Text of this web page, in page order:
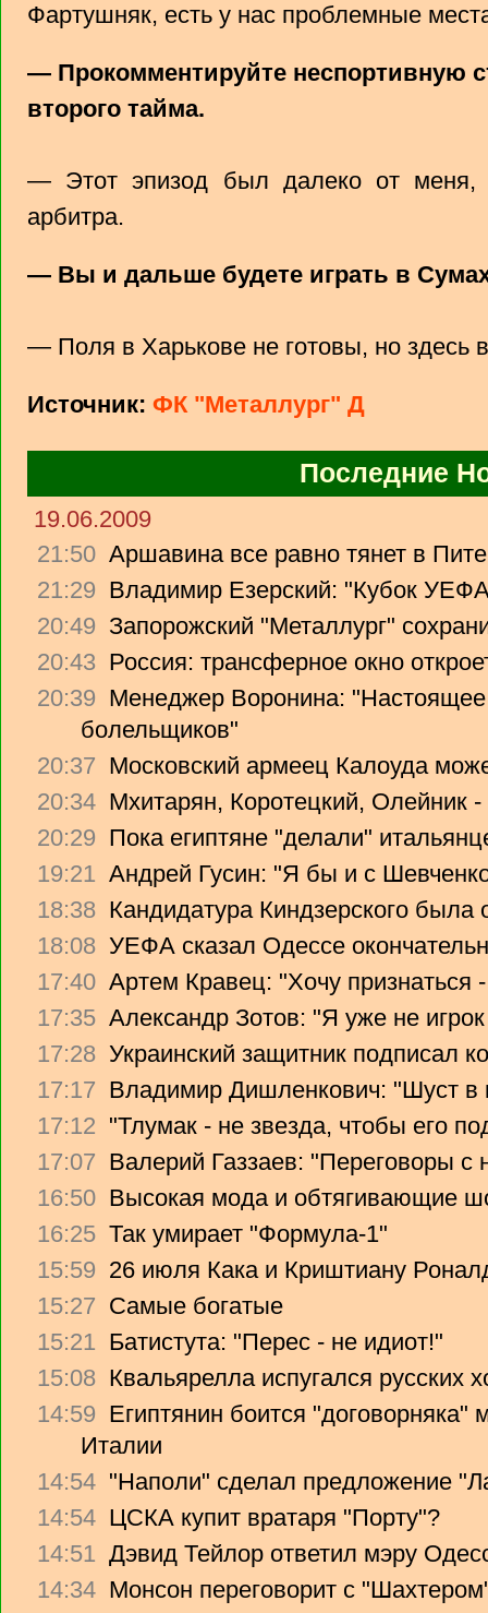
Фартушняк, есть у нас проблемные
— Прокомментируйте неспортивную
второго тайма.
— Этот эпизод был далеко от меня,
арбитра.
— Вы и дальше будете играть в
— Поля в Харькове не готовы, но здесь
Источник: ФК "Металлург" Д
Последние
19.06.2009
21:50 Аршавина все равно тянет в
21:29 Владимир Езерский: "Кубок
20:49 Запорожский "Металлург"
20:43 Россия: трансферное окно
20:39 Менеджер Воронина: "Настоящее
болельщиков"
20:37 Московский армеец Калоуда
20:34 Мхитарян, Коротецкий, Олейник -
20:29 Пока египтяне "делали"
19:21 Андрей Гусин: "Я бы и с
18:38 Кандидатура Киндзерского была
18:08 УЕФА сказал Одессе
17:40 Артем Кравец: "Хочу признаться
17:35 Александр Зотов: "Я уже не
17:28 Украинский защитник подписал
17:17 Владимир Дишленкович: "Шуст в
17:12 "Тлумак - не звезда, чтобы его
17:07 Валерий Газзаев: "Переговоры с
16:50 Высокая мода и обтягивающие
16:25 Так умирает "Формула-1"
15:59 26 июля Кака и Криштиану
15:27 Самые богатые
15:21 Батистута: "Перес - не идиот!"
15:08 Квальярелла испугался русских
14:59 Египтянин боится
Италии
14:54 "Наполи" сделал предложение
14:54 ЦСКА купит вратаря "Порту"?
14:51 Дэвид Тейлор ответил мэру
14:34 Монсон переговорит с